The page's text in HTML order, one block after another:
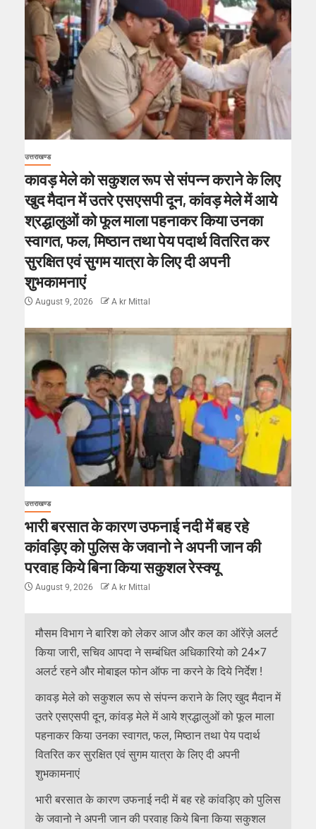
उत्तराखण्ड
कावड़ मेले को सकुशल रूप से संपन्न कराने के लिए
खुद मैदान में उतरे एसएसपी दून, कांवड़ मेले में आये
श्रद्धालुओं को फूल माला पहनाकर किया उनका
स्वागत, फल, मिष्ठान तथा पेय पदार्थ वितरित कर
सुरक्षित एवं सुगम यात्रा के लिए दी अपनी
शुभकामनाएं
August 9, 2026 A kr Mittal
उत्तराखण्ड
भारी बरसात के कारण उफनाई नदी में बह रहे
कांवड़िए को पुलिस के जवानो ने अपनी जान की
परवाह किये बिना किया सकुशल रेस्क्यू
August 9, 2026 A kr Mittal
मौसम विभाग ने बारिश को लेकर आज और कल का ऑरेंज़े अलर्ट
किया जारी, सचिव आपदा ने सम्बंधित अधिकारियो को 24×7
अलर्ट रहने और मोबाइल फोन ऑफ ना करने के दिये निर्देश !
कावड़ मेले को सकुशल रूप से संपन्न कराने के लिए खुद मैदान में
उतरे एसएसपी दून, कांवड़ मेले में आये श्रद्धालुओं को फूल माला
पहनाकर किया उनका स्वागत, फल, मिष्ठान तथा पेय पदार्थ
वितरित कर सुरक्षित एवं सुगम यात्रा के लिए दी अपनी
शुभकामनाएं
भारी बरसात के कारण उफनाई नदी में बह रहे कांवड़िए को पुलिस
के जवानो ने अपनी जान की परवाह किये बिना किया सकुशल